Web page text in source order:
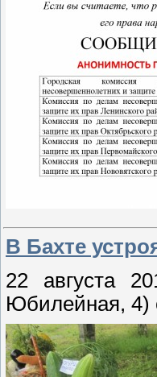
В Бахте
22 августа
Юбилейная, 4)